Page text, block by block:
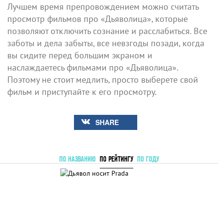
Лучшем время препровождением можно считать
просмотр фильмов про «Дьяволица», которые
позволяют отключить сознание и расслабиться. Все
заботы и дела забыты, все невзгоды позади, когда
вы сидите перед большим экраном и
наслаждаетесь фильмами про «Дьяволица».
Поэтому не стоит медлить, просто выберете свой
фильм и приступайте к его просмотру.
SHARE
ПО НАЗВАНИЮ ПО РЕЙТИНГУ ПО ГОДУ